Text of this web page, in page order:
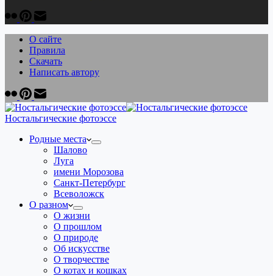
О сайте
Правила
Скачать
Написать автору
Ностальгические фотоэссе
Родные места
Шалово
Луга
имени Морозова
Санкт-Петербург
Всеволожск
О разном
О жизни
О прошлом
О природе
Об искусстве
О творчестве
О котах и кошках